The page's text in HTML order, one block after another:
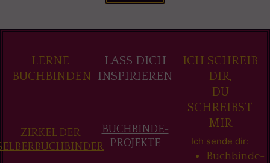
LERNE
BUCHBINDEN
ZIRKEL DER
LASS DICH
INSPIRIEREN
BUCHBINDE-
PROJEKTE
ICH SCHREIB
DIR,
DU
SCHREIBST
MIR
Ich sende dir:
Buchbinde-